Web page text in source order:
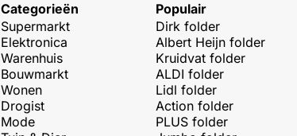
Categorieën
Supermarkt
Elektronica
Warenhuis
Bouwmarkt
Wonen
Drogist
Mode
Populair
Dirk folder
Albert Heijn folder
Kruidvat folder
ALDI folder
Lidl folder
Action folder
PLUS folder